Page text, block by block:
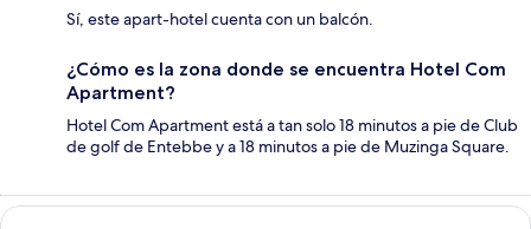
Sí, este apart-hotel cuenta con un balcón.
¿Cómo es la zona donde se encuentra Hotel Com
Apartment?
Hotel Com Apartment está a tan solo 18 minutos a pie de Club
de golf de Entebbe y a 18 minutos a pie de Muzinga Square.